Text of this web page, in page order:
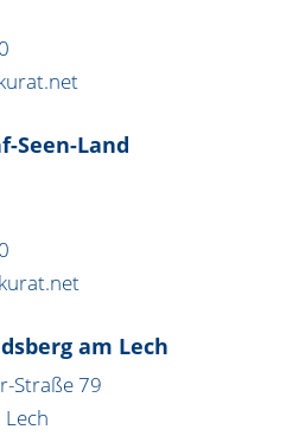
Seen-Land
am Lech
Straße 79